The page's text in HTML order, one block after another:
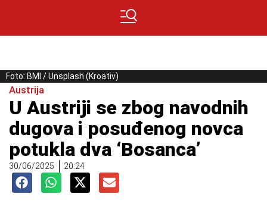
Foto: BMI / Unsplash (Kroativ)
Austrija
U Austriji se zbog navodnih
dugova i posuđenog novca
potukla dva ‘Bosanca’
30/06/2025 20:24